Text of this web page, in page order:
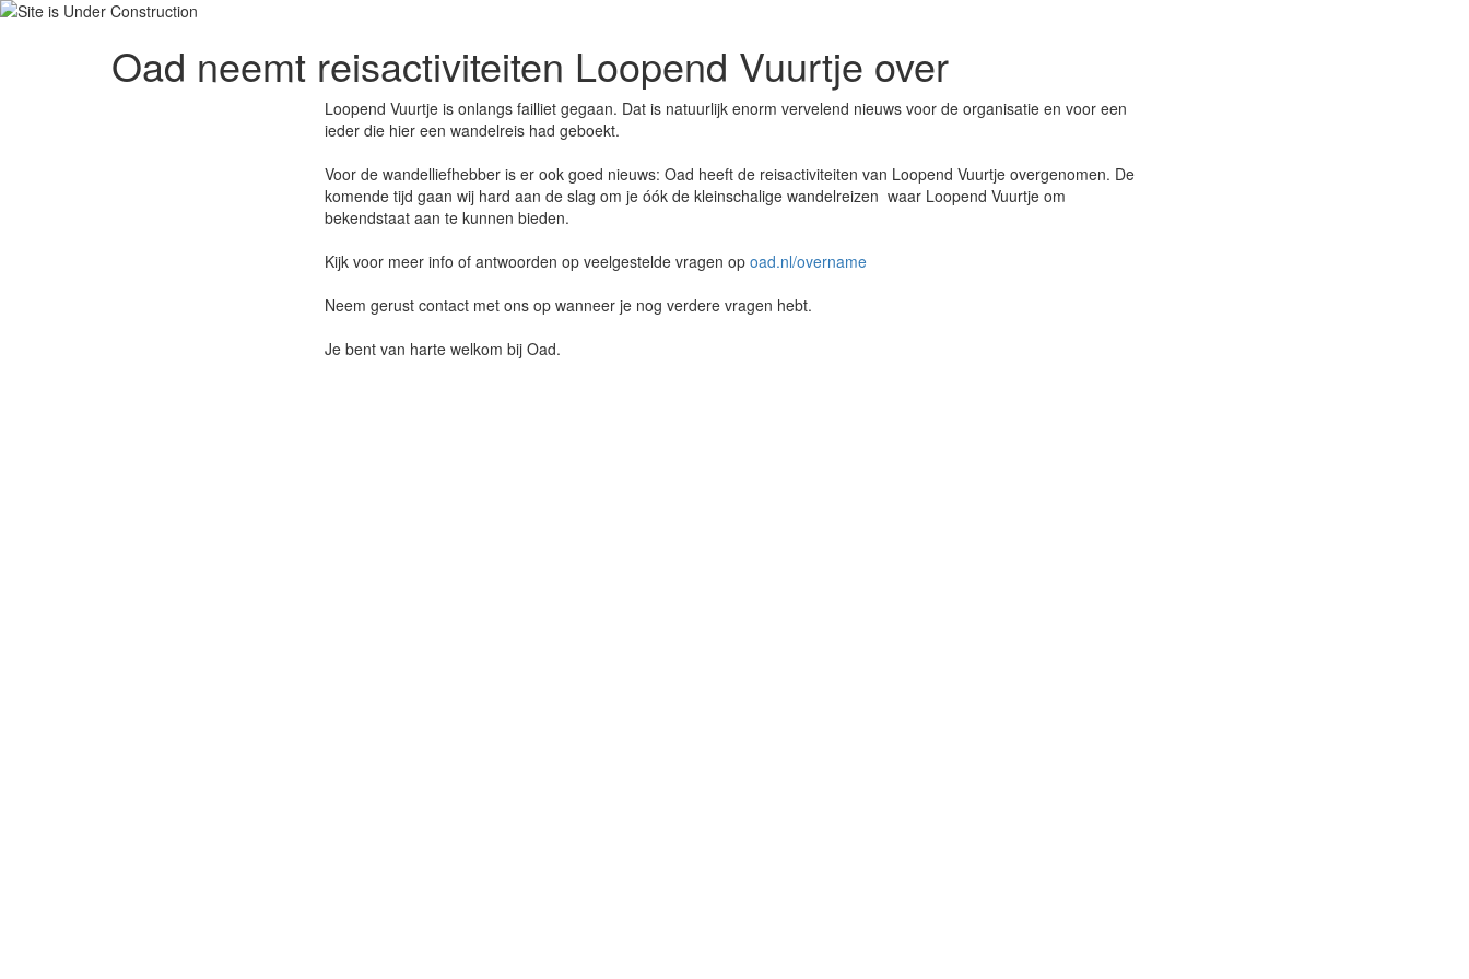
Oad neemt reisactiviteiten Loopend Vuurtje over
Loopend Vuurtje is onlangs failliet gegaan. Dat is natuurlijk enorm vervelend nieuws voor de organisatie en voor een
ieder die hier een wandelreis had geboekt.
Voor de wandelliefhebber is er ook goed nieuws: Oad heeft de reisactiviteiten van Loopend Vuurtje overgenomen. De
komende tijd gaan wij hard aan de slag om je óók de kleinschalige wandelreizen waar Loopend Vuurtje om
bekendstaat aan te kunnen bieden.
Kijk voor meer info of antwoorden op veelgestelde vragen op oad.nl/overname
Neem gerust contact met ons op wanneer je nog verdere vragen hebt.
Je bent van harte welkom bij Oad.